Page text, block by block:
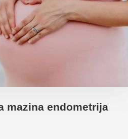
mazina endometrija